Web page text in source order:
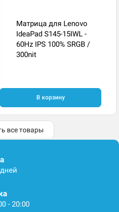
Матрица для Lenovo
IdeaPad S145-15IWL -
60Hz IPS 100% SRGB /
300nit
В корзину
все товары
- 20:00